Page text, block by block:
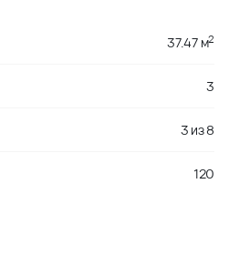
37.47 м2
3
3 из8
120